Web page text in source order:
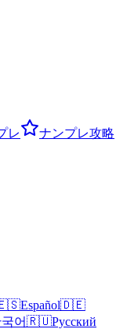
レ
ナンプレ攻略
Español🇩🇪
어🇷🇺Русский